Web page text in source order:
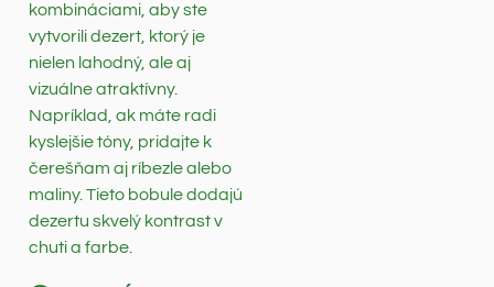
kombináciami, aby ste
vytvorili dezert, ktorý je
nielen lahodný, ale aj
vizuálne atraktívny.
Napríklad, ak máte radi
kyslejšie tóny, pridajte k
čerešňam aj ríbezle alebo
maliny. Tieto bobule dodajú
dezertu skvelý kontrast v
chuti a farbe.